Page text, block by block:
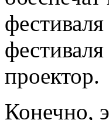
проектор.
Конечно,